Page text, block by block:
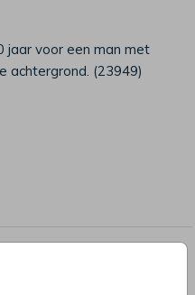
jaar voor een man met
achtergrond. (23949)
ook iets